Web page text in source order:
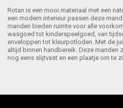
Rotan is een mooi materiaal met een
een modern interieur passen deze
manden bieden ruimte voor alle
wasgoed tot kinderspeelgoed, van
enveloppen tot kleurpotloden. Met de
altijd binnen handbereik. Deze manden
nog eens slijtvast en een plaatje om te